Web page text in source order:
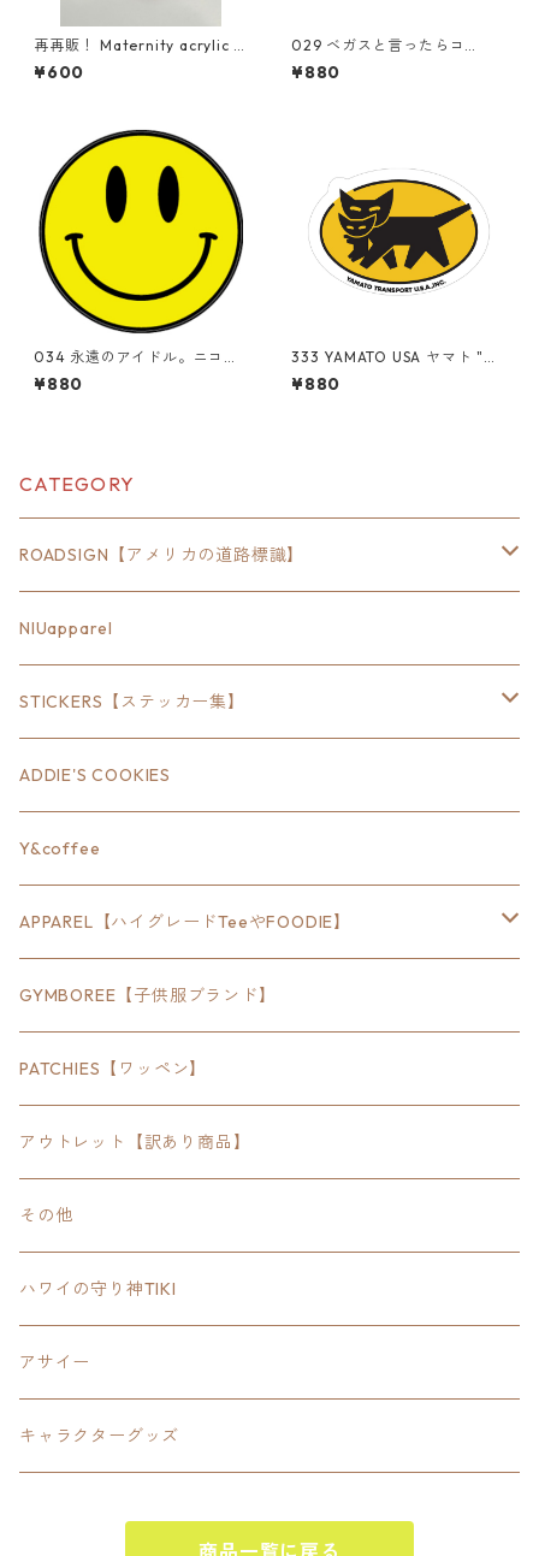
再再販！ Maternity acrylic k
eychain【予約】
¥600
029 ベガスと言ったらコ
レ。"California Market Cent
er" アメリカンステッカー
¥880
034 永遠のアイドル。ニコち
ゃん。"California Market Ce
nter" アメリカンステッカ
¥880
333 YAMATO USA ヤマト "Ca
lifornia Market Center" ア
メリカンステッカー スーツ
¥880
CATEGORY
ROADSIGN【アメリカの道路標識】
18inch×6inch
18inch×8inch
18inch×12inch
24inch×8inch
18inch×24inch
30inch×24inch
18inchオクタゴン八角形
24inchオクタゴン八角形
18inch×18inchスクエア正方形
California State Routeカリフォルニア州
Interstate 州間道路型
U.S. Route国道（アメリカ）
NIUapparel
STICKERS【ステッカー集】
ステート
ハウス
クルマ
セキュリティ
アウトドア
スポーツ
ピクトグラム
ブランド
ミリタリー
ゲーム
ADDIE'S COOKIES
Y&coffee
APPAREL【ハイグレードTeeやFOODIE】
Bradley
SEWTS
FOODIE
KIDS
POMONA
GYMBOREE【子供服ブランド】
PATCHIES【ワッペン】
アウトレット【訳あり商品】
その他
ハワイの守り神TIKI
アサイー
キャラクターグッズ
商品一覧に戻る